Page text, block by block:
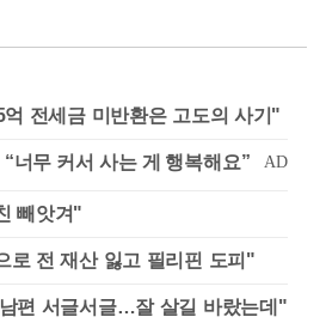
전세금 미반환은 고도의 사기"
빼앗겨"
로 전 재산 잃고 필리핀 도피"
편 서글서글…잘 살길 바랐는데"